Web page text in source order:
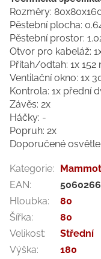
Rozměry:
Pěstební plocha:
Pěstební prostor:
Otvor pro kabeláž:
Přítah/odtah: 1x
Ventilační okno: 1x
Kontrola: 1x přední
Závěs: 2x
Háčky: -
Popruh: 2x
Doporučené
Kategorie:
EAN:
Hloubka:
80
Šířka:
80
Velikost:
Střední
Výška: 180